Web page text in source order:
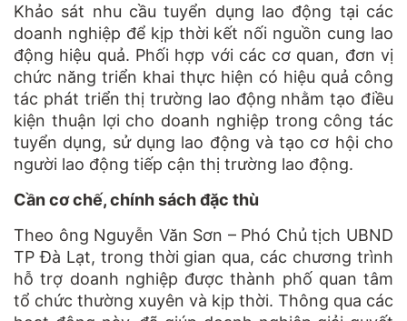
Khảo sát nhu cầu tuyển dụng lao động tại các
doanh nghiệp để kịp thời kết nối nguồn cung lao
động hiệu quả. Phối hợp với các cơ quan, đơn vị
chức năng triển khai thực hiện có hiệu quả công
tác phát triển thị trường lao động nhằm tạo điều
kiện thuận lợi cho doanh nghiệp trong công tác
tuyển dụng, sử dụng lao động và tạo cơ hội cho
người lao động tiếp cận thị trường lao động.
Cần cơ chế, chính sách đặc thù
Theo ông Nguyễn Văn Sơn – Phó Chủ tịch UBND
TP Đà Lạt, trong thời gian qua, các chương trình
hỗ trợ doanh nghiệp được thành phố quan tâm
tổ chức thường xuyên và kịp thời. Thông qua các